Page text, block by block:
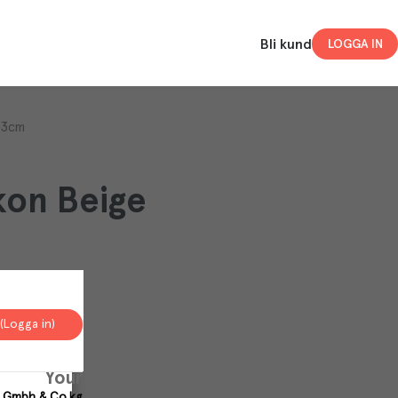
Bli kund LOGGA IN
Beige
in)
Your